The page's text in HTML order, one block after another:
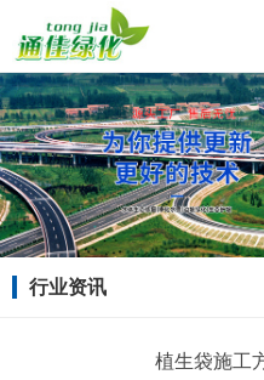
行业资讯
植生袋施工